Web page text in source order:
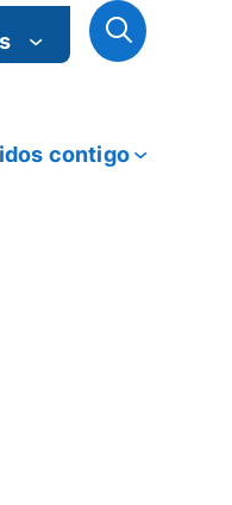
contigo